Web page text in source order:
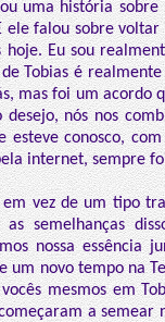
uma história
ele falou sobre
hoje. Eu sou
Tobias é
mas foi um acordo
desejo, nós nos
esteve conosco,
internet, sempre
em vez de um tipo
as semelhanças
nossa essência
um novo tempo na
mesmos em
a semear